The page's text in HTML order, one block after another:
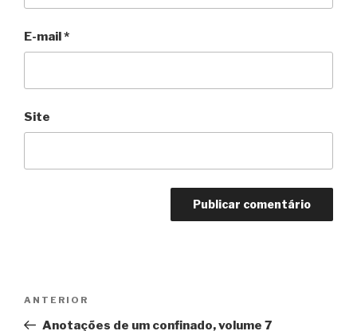
E-mail*
Site
Anterior
ANTERIOR
Anotações de um confinado, volume 7